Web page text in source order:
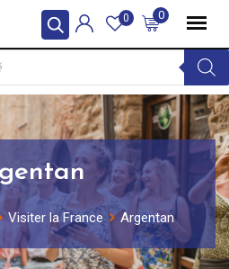
0
0
Visiter la France Argentan